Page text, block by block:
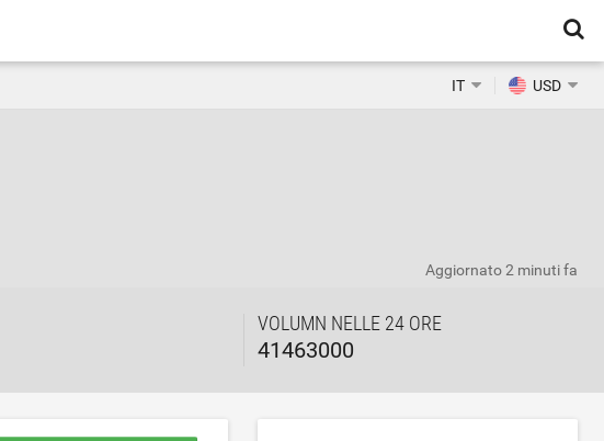
IT USD
VOLUMN NELLE 24 ORE
41463000
Aggiornato2 minuti fa